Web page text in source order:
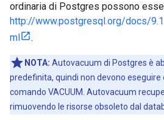
ordinaria di Postgres possono
http://www.postgresql.org/docs/
ml
.
NOTA: Autovacuum di Postgres è
predefinita, quindi non devono eseguire
comando VACUUM. Autovacuum
rimuovendo le risorse obsoleto dal